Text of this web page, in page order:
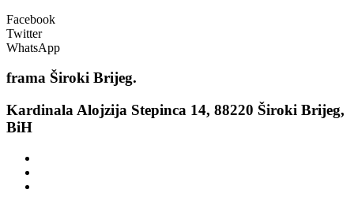
Facebook
Twitter
WhatsApp
frama Široki Brijeg.
Kardinala Alojzija Stepinca 14, 88220 Široki Brijeg,
BiH